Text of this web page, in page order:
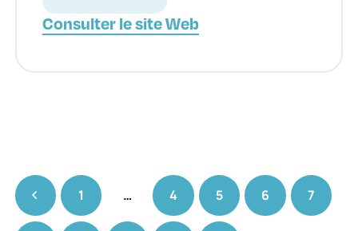
Consulter le site Web
1 … 4 5 6 7